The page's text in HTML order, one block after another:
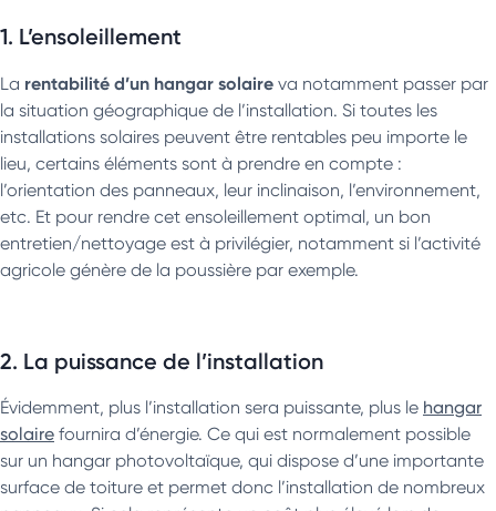
1. L’ensoleillement
La rentabilité d’un hangar solaire va notamment passer par
la situation géographique de l’installation. Si toutes les
installations solaires peuvent être rentables peu importe le
lieu, certains éléments sont à prendre en compte :
l’orientation des panneaux, leur inclinaison, l’environnement,
etc. Et pour rendre cet ensoleillement optimal, un bon
entretien/nettoyage est à privilégier, notamment si l’activité
agricole génère de la poussière par exemple.
2. La puissance de l’installation
Évidemment, plus l’installation sera puissante, plus le hangar
solaire fournira d’énergie. Ce qui est normalement possible
sur un hangar photovoltaïque, qui dispose d’une importante
surface de toiture et permet donc l’installation de nombreux